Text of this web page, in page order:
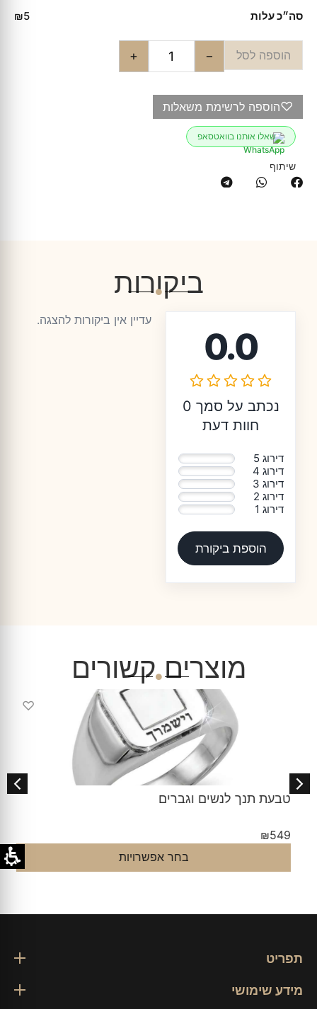
סה״כ עלות ₪5
−
+ הוספה לסל
♡הוספה לרשימת משאלות
שאלו אותנו בוואטסאפ
שיתוף
ביקורות
0.0
נכתב על סמך 0
חוות דעת
דירוג 5
דירוג 4
דירוג 3
דירוג 2
דירוג 1
הוספת ביקורת
עדיין אין ביקורות להצגה.
מוצרים קשורים
♡
טבעת תנך לנשים וגברים
₪549
בחר אפשרויות
תפריט
מידע שימושי